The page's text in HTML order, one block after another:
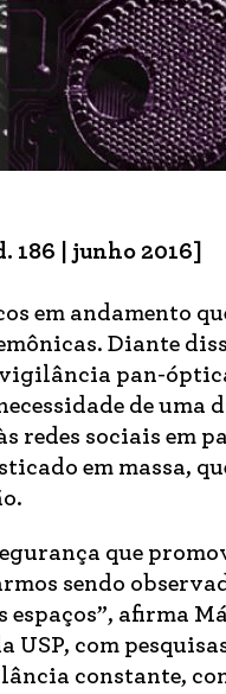
186 | junho 2016]
em andamento
Diante
vigilância pan-
de uma
redes sociais em
em massa,
que
sendo
espaços”, afirma
USP, com
constante,